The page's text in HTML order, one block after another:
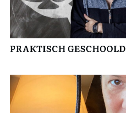
PRAKTISCH GESCHOOLD